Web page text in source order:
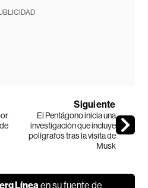
Siguiente
El Pentágono inicia una
investigación que incluye
polígrafos tras la visita de
Musk
Línea en su fuente de